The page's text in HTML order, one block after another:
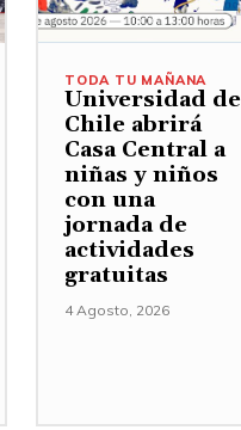
TODA TU MAÑANA
Universidad de
Chile abrirá
Casa Central a
niñas y niños
con una
jornada de
actividades
gratuitas
4 Agosto, 2026